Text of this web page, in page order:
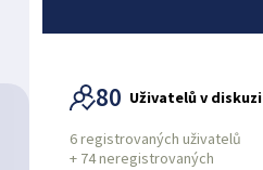
80 Uživatelů v diskuzi
6 registrovaných uživatelů
+ 74 neregistrovaných